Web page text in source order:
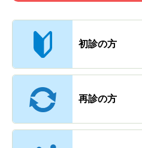
主なメニュー
初診の方
再診の方